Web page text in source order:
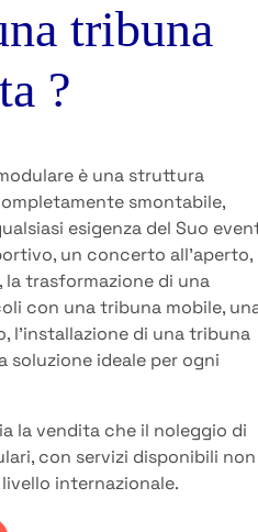
tribuna
?
è una struttura
smontabile,
esigenza del Suo
un concerto all’aperto,
la trasformazione di una
con una tribuna mobile,
l’installazione di una tribuna
soluzione ideale per ogni
la vendita che il noleggio di
con servizi disponibili non
internazionale.